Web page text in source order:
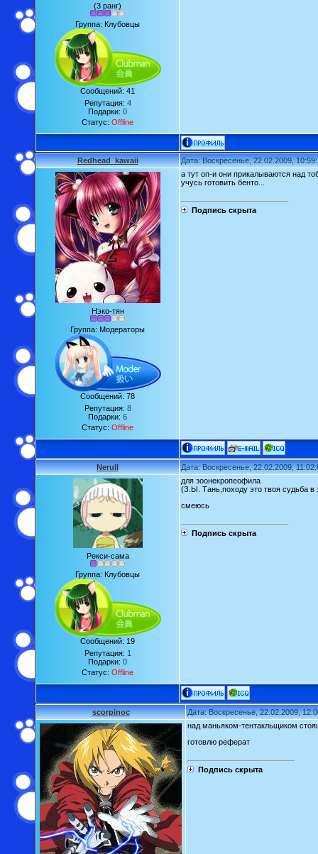
(3 ранг)
Группа: Клубовцы
Сообщений: 41
Репутация: 4
Подарки: 0
Статус: Offline
Redhead_kawaii Дата: Воскресенье, 22.02.2009,
Нэко-тян
Группа: Модераторы
Сообщений: 78
Репутация: 8
Подарки: 6
Статус: Offline
а тут оп-и они прикалываются над
учусь готовить бенто...
Подпись скрыта
Nerull Дата: Воскресенье, 22.02.2009,
Рекси-сама
Группа: Клубовцы
Сообщений: 19
Репутация: 1
Подарки: 0
Статус: Offline
для зоонекропеофила
(З.Ы. Тань,походу это твоя судьба
смеюсь
Подпись скрыта
scorpinoc
Дата: Воскресенье, 22.02.2009,
над маньяком-тентакльщиком
готовлю реферат
Подпись скрыта